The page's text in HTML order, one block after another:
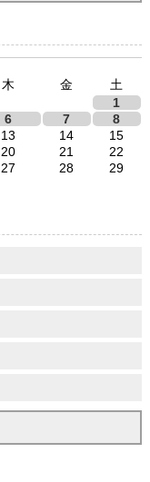
木 金
土
1
6 7
8
13 14
15
20 21
22
27 28
29